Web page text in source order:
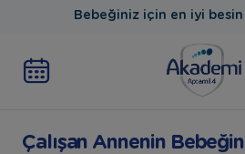
Bebeğiniz için en iyi
Çalışan Annenin